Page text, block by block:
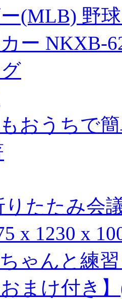
(MLB) 野
ー NKXB-
おうちで
りたたみ会
x 1230 x
ゃんと練
まけ付き